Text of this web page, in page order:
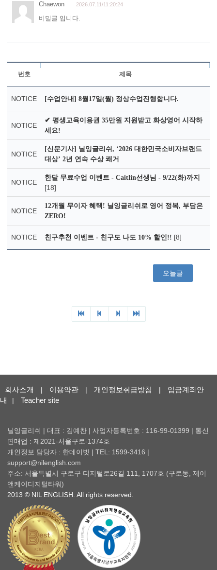
회사소개 | 이용약관 | 개인정보취급방침 |
입금계좌안
내
| Teacher site
닐잉글리쉬 | 대표 : 김예찬 | 사업자등록번호 : 116-99-01399 | 통신
판매업 : 제2021-서울구로-1374호
개인정보 담당자 : 한데이빗 | TEL: 1599-3416 |
support@nilenglish.com
주소: 서울특별시 구로구 디지털로26길 111, 1707호 (구로동, 제이
앤케이디지털타워)
2013 © NIL ENGLISH. All rights reserved.